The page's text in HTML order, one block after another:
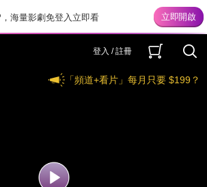
海量影劇免登入立即看
登入 / 註冊
「頻道+看片」每月只要 $199？